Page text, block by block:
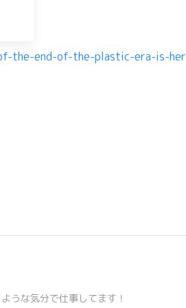
the-end-of-the-plastic-era-is-
うな気分で仕事してます！